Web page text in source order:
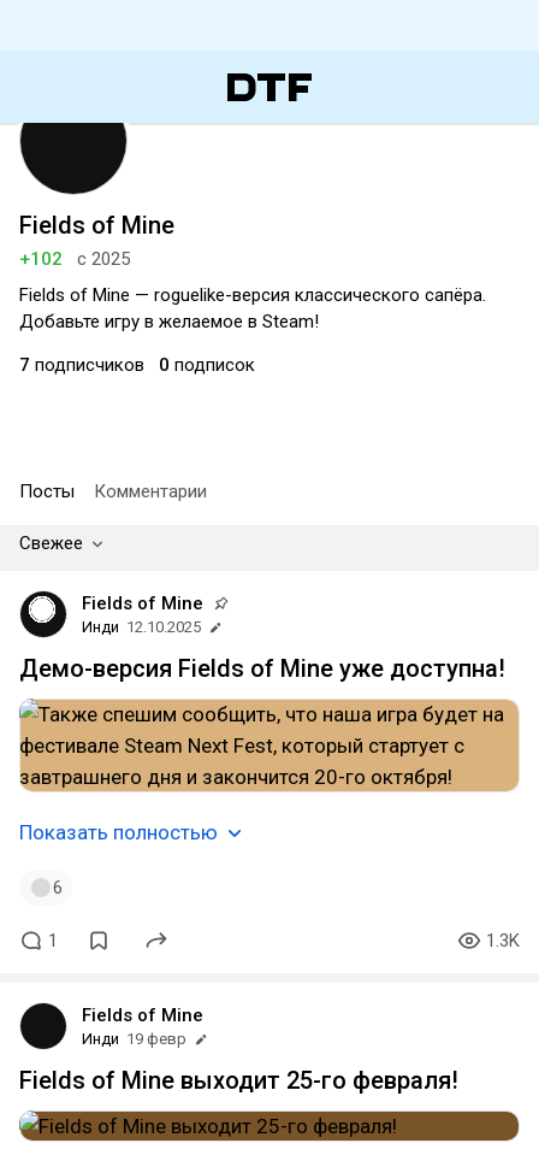
Fields of Mine
+102
с 2025
Fields of Mine — roguelike-версия классического сапёра.
Добавьте игру в желаемое в Steam!
7 подписчиков 0 подписок
Посты Комментарии
Свежее
Fields of Mine
Инди 12.10.2025
Демо-версия Fields of Mine уже доступна!
Показать полностью
6
1 1.3K
Fields of Mine
Инди 19 февр
Fields of Mine выходит 25-го февраля!